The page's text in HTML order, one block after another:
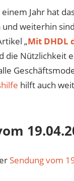
Jahr hat
weiterhin
„Mit DHDL
die Nützlichkeit
hilft auch
Sendung vom